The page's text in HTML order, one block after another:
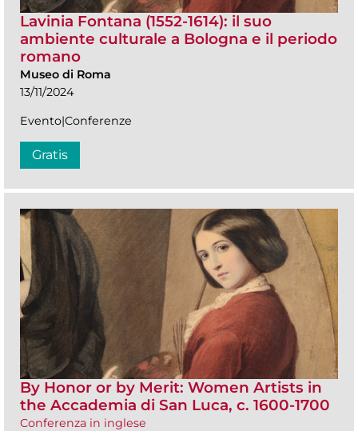
Lavinia Fontana (1552-1614): il suo
ambiente culturale a Bologna e il periodo
romano
Museo di Roma
13/11/2024
Evento|Conferenze
Gratis
By Honor or by Merit: Women Artists in
the Accademia di San Luca, c. 1600-1700
Conferenza in inglese